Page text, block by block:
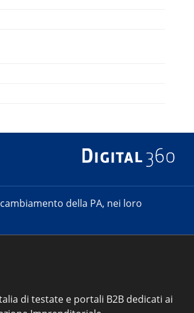
della PA, nei loro
di testate e portali B2B dedicati ai